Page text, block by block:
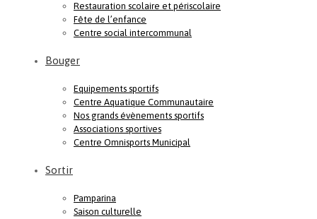
Restauration scolaire et périscolaire
Fête de l’enfance
Centre social intercommunal
Bouger
Equipements sportifs
Centre Aquatique Communautaire
Nos grands évènements sportifs
Associations sportives
Centre Omnisports Municipal
Sortir
Pamparina
Saison culturelle